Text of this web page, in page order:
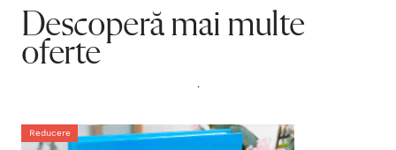
Descoperă mai multe
oferte
.
Reducere